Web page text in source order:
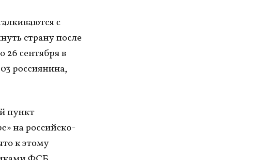
с
страну после
26 сентября в
россиянина,
пункт
на российско-
к этому